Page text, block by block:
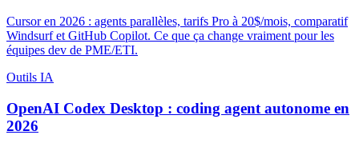
Cursor en 2026 : agents parallèles, tarifs Pro à 20$/mois, comparatif
Windsurf et GitHub Copilot. Ce que ça change vraiment pour les
équipes dev de PME/ETI.
Outils IA
OpenAI Codex Desktop : coding agent autonome en
2026